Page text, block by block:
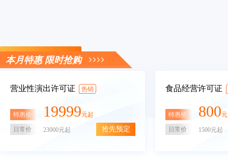
立即咨询
本月特惠 限时抢购
营业性演出许可证 热销
特惠价 19999元起
日常价 23000元起 抢先预定
食品经营许可证
特惠价 800
日常价 1500元起